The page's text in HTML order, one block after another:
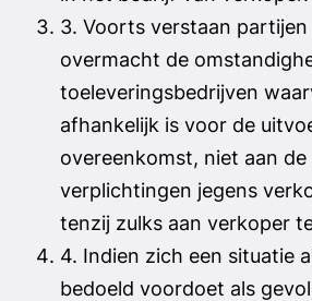
3. Voorts verstaan
overmacht de
toeleveringsbedrijven
afhankelijk is voor de
overeenkomst, niet aan
verplichtingen jegens
tenzij zulks aan verkoper
4. Indien zich een situatie
bedoeld voordoet als